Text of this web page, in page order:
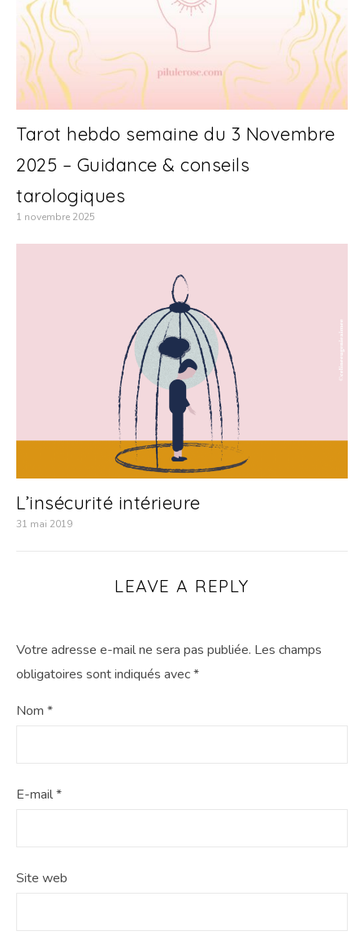
Tarot hebdo semaine du 3 Novembre
2025 – Guidance & conseils
tarologiques
1 novembre 2025
L’insécurité intérieure
31 mai 2019
LEAVE A REPLY
Votre adresse e-mail ne sera pas publiée. Les champs
obligatoires sont indiqués avec*
Nom *
E-mail*
Site web